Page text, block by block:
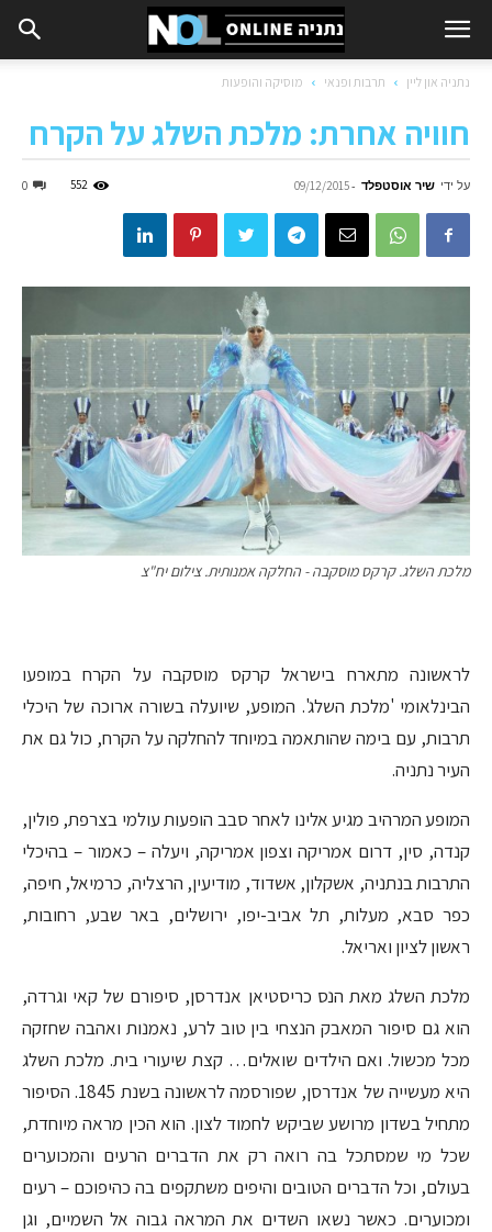
נתניה און ליין תרבות ופנאי מוסיקה והופעות
חוויה אחרת: מלכת השלג על הקרח
על ידי שיר אוסטפלד -
09/12/2015
0 552
מלכת השלג. קרקס מוסקבה - החלקה אמנותית. צילום יח"צ
לראשונה מתארח בישראל קרקס מוסקבה על הקרח במופעו
הבינלאומי 'מלכת השלג'. המופע, שיועלה בשורה ארוכה של היכלי
תרבות, עם בימה שהותאמה במיוחד להחלקה על הקרח, כול גם את
העיר נתניה.
המופע המרהיב מגיע אלינו לאחר סבב הופעות עולמי בצרפת, פולין,
קנדה, סין, דרום אמריקה וצפון אמריקה, ויעלה – כאמור – בהיכלי
התרבות בנתניה, אשקלון, אשדוד, מודיעין, הרצליה, כרמיאל, חיפה,
כפר סבא, מעלות, תל אביב-יפו, ירושלים, באר שבע, רחובות,
ראשון לציון ואריאל.
מלכת השלג מאת הנס כריסטיאן אנדרסן, סיפורם של קאי וגרדה,
הוא גם סיפור המאבק הנצחי בין טוב לרע, נאמנות ואהבה שחזקה
מכל מכשול. ואם הילדים שואלים… קצת שיעורי בית. מלכת השלג
היא מעשייה של אנדרסן, שפורסמה לראשונה בשנת 1845. הסיפור
מתחיל בשדון מרושע שביקש לחמוד לצון. הוא הכין מראה מיוחדת,
שכל מי שמסתכל בה רואה רק את הדברים הרעים והמכוערים
בעולם, וכל הדברים הטובים והיפים משתקפים בה כהיפוכם – רעים
ומכוערים. כאשר נשאו השדים את המראה גבוה אל השמיים, וגן